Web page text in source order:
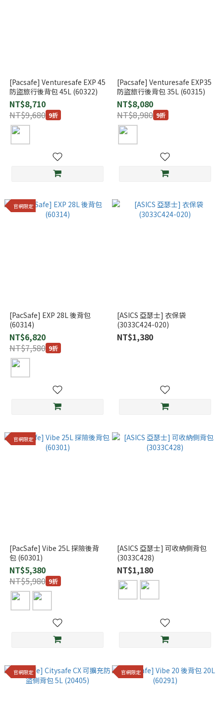
[Pacsafe] Venturesafe EXP 45
防盜旅行後背包 45L (60322)
NT$8,710
NT$9,680 9折
[Pacsafe] Venturesafe EXP35
防盜旅行後背包 35L (60315)
NT$8,080
NT$8,980 9折
官網限定
[PacSafe] EXP 28L 後背包
(60314)
NT$6,820
NT$7,580 9折
[ASICS 亞瑟士] 衣保袋
(3033C424-020)
NT$1,380
官網限定
[PacSafe] Vibe 25L 探險後背
包 (60301)
NT$5,380
NT$5,980 9折
[ASICS 亞瑟士] 可收納側背包
(3033C428)
NT$1,180
官網限定 官網限定